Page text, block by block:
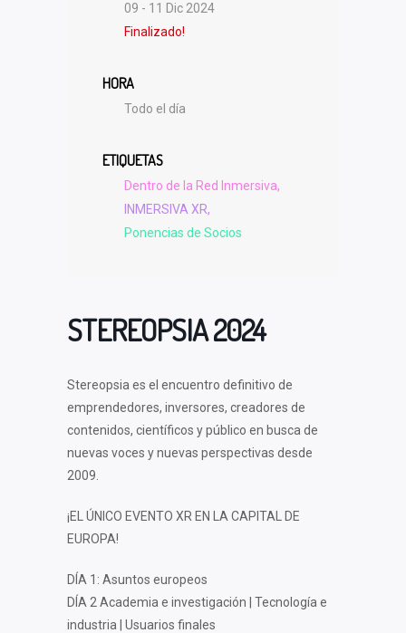
09 - 11 Dic 2024
Finalizado!
HORA
Todo el día
ETIQUETAS
Dentro de la Red Inmersiva,
INMERSIVA XR,
Ponencias de Socios
STEREOPSIA 2024
Stereopsia es el encuentro definitivo de
emprendedores, inversores, creadores de
contenidos, científicos y público en busca de
nuevas voces y nuevas perspectivas desde
2009.
¡EL ÚNICO EVENTO XR EN LA CAPITAL DE
EUROPA!
DÍA 1: Asuntos europeos
DÍA 2 Academia e investigación | Tecnología e
industria | Usuarios finales